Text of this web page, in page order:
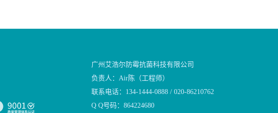
广州艾浩尔防霉抗菌科技有限公司
负责人：Air陈（工程师）
联系电话：134-1444-0888 / 020-86210762
Q Q号码：864224680